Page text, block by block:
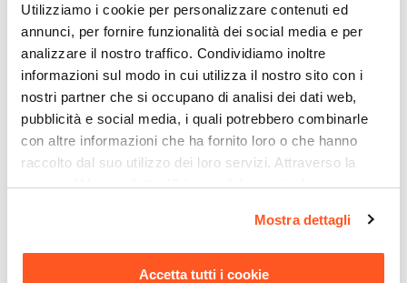
Utilizziamo i cookie per personalizzare contenuti ed
annunci, per fornire funzionalità dei social media e per
analizzare il nostro traffico. Condividiamo inoltre
informazioni sul modo in cui utilizza il nostro sito con i
nostri partner che si occupano di analisi dei dati web,
pubblicità e social media, i quali potrebbero combinarle
con altre informazioni che ha fornito loro o che hanno
raccolto dal suo utilizzo dei loro servizi. Attraverso la
sezione "Mostra dettagli" è possibile gestire le proprie
momento. Per maggiori informazioni si invita a leggere la
nostraCookie Policy.
Mostra dettagli
Accetta tutti i cookie
Altezza
66 cm
Profondità Vaso
28 cm
Colore
Tortora
Finitura
Installazione
tortora - Moschito
Gazebo 3x2 m in acciaio
richiudibili ecrù - Easy